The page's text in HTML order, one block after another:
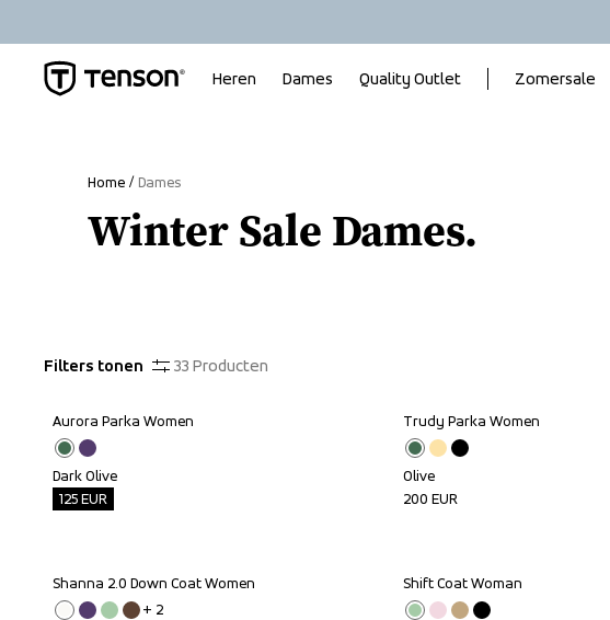
Heren Dames Quality Outlet Zomersale
Home Dames
Winter Sale Dames.
Filters tonen 33 Producten
Outlet
Aurora Parka Women
Dark Olive
125EUR
Trudy Parka Women
Olive
200 EUR
Outlet
Shanna 2.0 Down Coat Women
+ 2
Outlet
Shift Coat Woman